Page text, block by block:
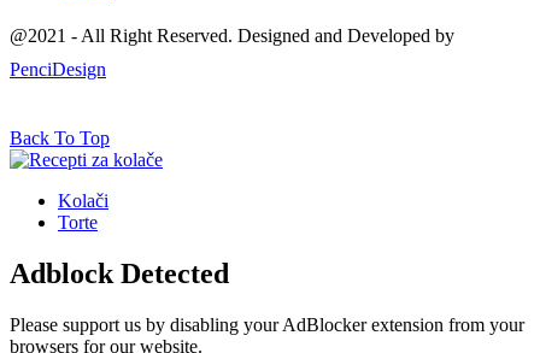
@2021 - All Right Reserved. Designed and Developed by
PenciDesign
Back To Top
Kolači
Torte
Adblock Detected
Please support us by disabling your AdBlocker extension from your
browsers for our website.